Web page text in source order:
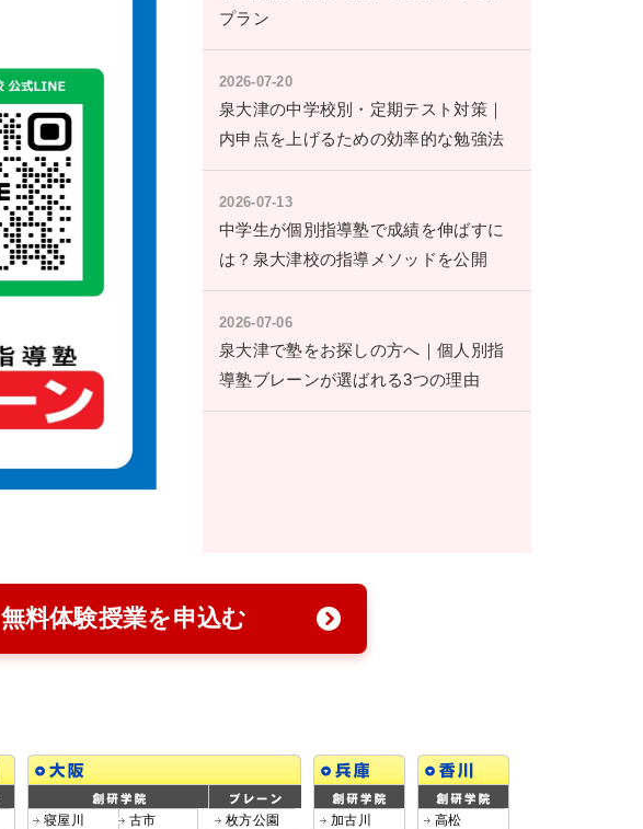
プラン
2026-07-20
泉大津の中学校別・定期テスト対策｜
内申点を上げるための効率的な勉強法
2026-07-13
中学生が個別指導塾で成績を伸ばすに
は？泉大津校の指導メソッドを公開
2026-07-06
泉大津で塾をお探しの方へ｜個人別指
導塾ブレーンが選ばれる3つの理由
無料体験授業を申込む
寝屋川
古市
枚方公園
加古川
高松